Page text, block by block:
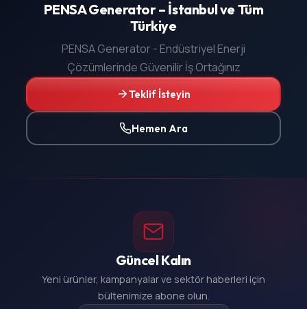
PENSA Generator – İstanbul ve Tüm
Türkiye
PENSA Generator - Endüstriyel Enerji
Çözümlerinde Güvenilir İş Ortağınız
Teklif İsteyin
Hemen Ara
Güncel Kalın
Yeni ürünler, kampanyalar ve sektör haberleri için
bültenimize abone olun.